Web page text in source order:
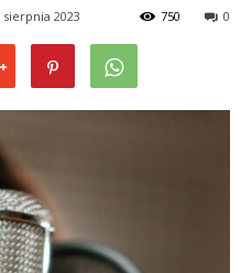
sierpnia 2023 0
750